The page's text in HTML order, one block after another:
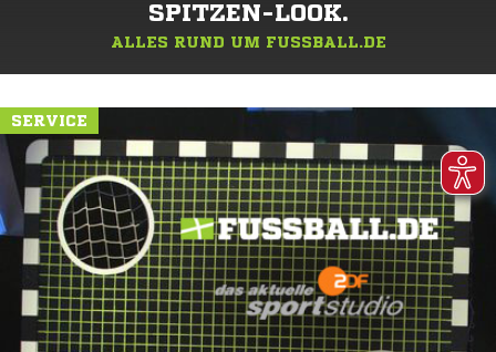
SPITZEN-LOOK.
ALLES RUND UM FUSSBALL.DE
SERVICE